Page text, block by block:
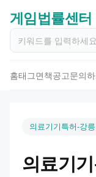
게임법률센터
홈태그면책공고문의
의료기기특허-강
의료기